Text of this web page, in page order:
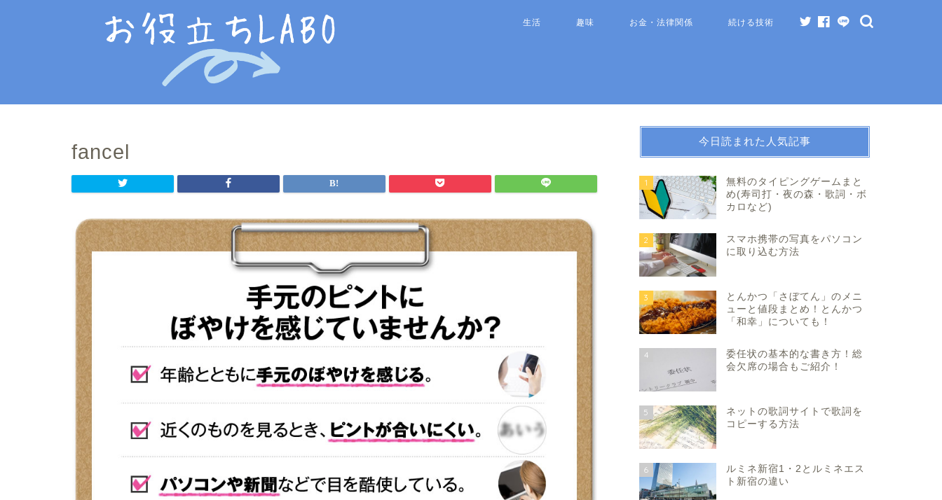
生活 趣味 お金・法律関係 続ける技術
fancel 今日読まれた人気記事
1
無料のタイピングゲームまと
め(寿司打・夜の森・歌詞・ボ
カロなど)
2
スマホ携帯の写真をパソコン
に取り込む方法
3
とんかつ「さぼてん」のメニ
ューと値段まとめ！とんかつ
「和幸」についても！
4
委任状の基本的な書き方！総
会欠席の場合もご紹介！
5
ネットの歌詞サイトで歌詞を
コピーする方法
6
ルミネ新宿1・2とルミネエス
ト新宿の違い